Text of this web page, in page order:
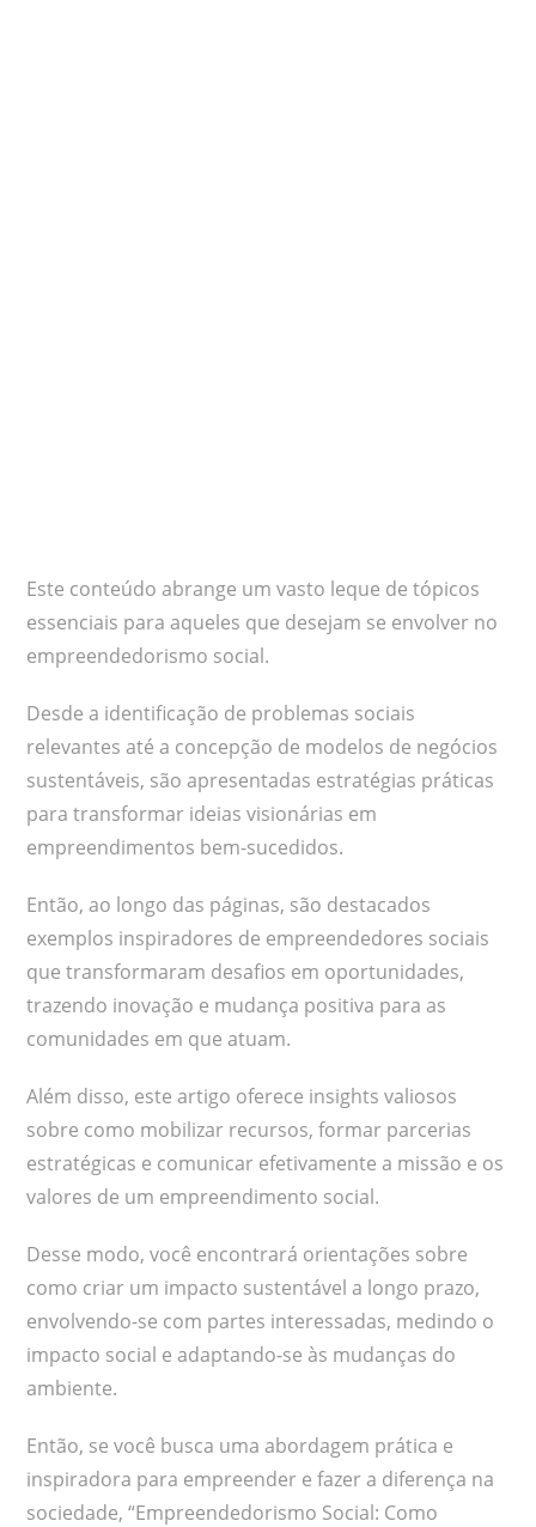
Este conteúdo abrange um vasto leque de tópicos
essenciais para aqueles que desejam se envolver no
empreendedorismo social.
Desde a identificação de problemas sociais
relevantes até a concepção de modelos de negócios
sustentáveis, são apresentadas estratégias práticas
para transformar ideias visionárias em
empreendimentos bem-sucedidos.
Então, ao longo das páginas, são destacados
exemplos inspiradores de empreendedores sociais
que transformaram desafios em oportunidades,
trazendo inovação e mudança positiva para as
comunidades em que atuam.
Além disso, este artigo oferece insights valiosos
sobre como mobilizar recursos, formar parcerias
estratégicas e comunicar efetivamente a missão e os
valores de um empreendimento social.
Desse modo, você encontrará orientações sobre
como criar um impacto sustentável a longo prazo,
envolvendo-se com partes interessadas, medindo o
impacto social e adaptando-se às mudanças do
ambiente.
Então, se você busca uma abordagem prática e
inspiradora para empreender e fazer a diferença na
sociedade, “Empreendedorismo Social: Como